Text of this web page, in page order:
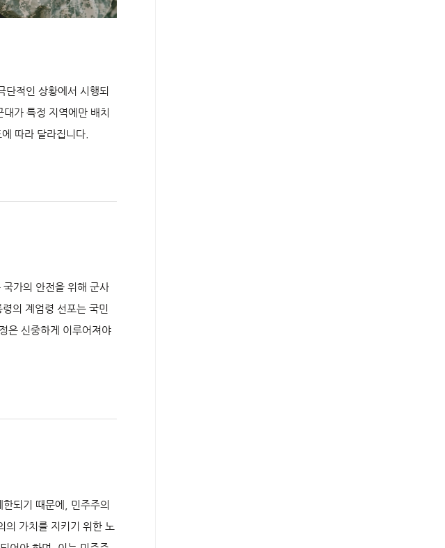
단적인 상황에서 시행되
가 특정 지역에만 배치
따라 달라집니다.
가의 안전을 위해 군사
의 계엄령 선포는 국민
은 신중하게 이루어져야
되기 때문에, 민주주의
가치를 지키기 위한 노